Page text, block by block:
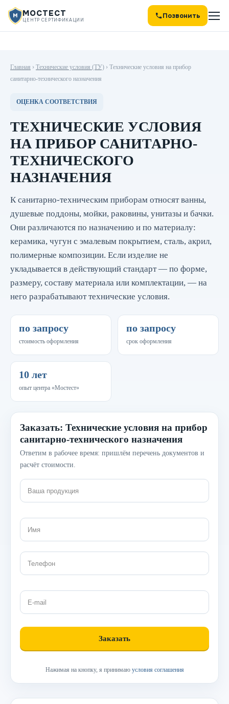
МОСТЕСТ
ЦЕНТР СЕРТИФИКАЦИИ Позвонить
Главная › Технические условия (ТУ) › Технические условия на прибор
санитарно-технического назначения
ОЦЕНКА СООТВЕТСТВИЯ
ТЕХНИЧЕСКИЕ УСЛОВИЯ
НА ПРИБОР САНИТАРНО-
ТЕХНИЧЕСКОГО
НАЗНАЧЕНИЯ
К санитарно-техническим приборам относят ванны,
душевые поддоны, мойки, раковины, унитазы и бачки.
Они различаются по назначению и по материалу:
керамика, чугун с эмалевым покрытием, сталь, акрил,
полимерные композиции. Если изделие не
укладывается в действующий стандарт — по форме,
размеру, составу материала или комплектации, — на
него разрабатывают технические условия.
по запросу
стоимость оформления
по запросу
срок оформления
10 лет
опыт центра «Мостест»
Заказать: Технические условия на прибор
санитарно-технического назначения
Ответим в рабочее время: пришлём перечень документов и
расчёт стоимости.
Нажимая на кнопку, я принимаю условия соглашения